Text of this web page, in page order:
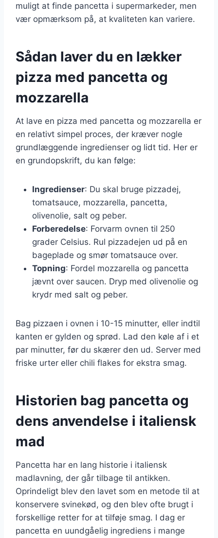
muligt at finde pancetta i supermarkeder, men
vær opmærksom på, at kvaliteten kan variere.
Sådan laver du en lækker
pizza med pancetta og
mozzarella
At lave en pizza med pancetta og mozzarella er
en relativt simpel proces, der kræver nogle
grundlæggende ingredienser og lidt tid. Her er
en grundopskrift, du kan følge:
Ingredienser: Du skal bruge pizzadej,
tomatsauce, mozzarella, pancetta,
olivenolie, salt og peber.
Forberedelse: Forvarm ovnen til 250
grader Celsius. Rul pizzadejen ud på en
bageplade og smør tomatsauce over.
Topning: Fordel mozzarella og pancetta
jævnt over saucen. Dryp med olivenolie og
krydr med salt og peber.
Bag pizzaen i ovnen i 10-15 minutter, eller indtil
kanten er gylden og sprød. Lad den køle af i et
par minutter, før du skærer den ud. Server med
friske urter eller chili flakes for ekstra smag.
Historien bag pancetta og
dens anvendelse i italiensk
mad
Pancetta har en lang historie i italiensk
madlavning, der går tilbage til antikken.
Oprindeligt blev den lavet som en metode til at
konservere svinekød, og den blev ofte brugt i
forskellige retter for at tilføje smag. I dag er
pancetta en uundgåelig ingrediens i mange